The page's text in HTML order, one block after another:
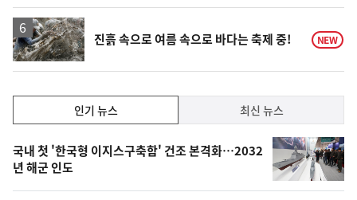
일
진흙 속으로 여름 속으로 바다는 축제 중! NEW
기,
최
신,
인기 뉴스 최신 뉴스
기
뉴
스
국내 첫 '한국형 이지스구축함' 건조 본격화…2032
년 해군 인도